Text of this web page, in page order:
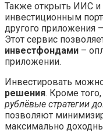
Также открыть ИИС и
инвестиционным
другого приложения
Этот сервис
инвестфондами –
приложении.
Инвестировать
решения. Кроме
рублёвые стратегии
позволяют
максимально